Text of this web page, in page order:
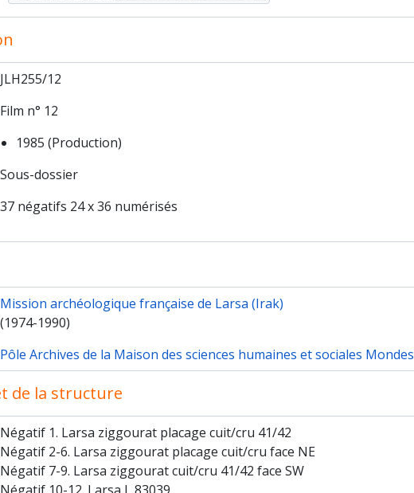
JLH255/12
Film n° 12
1985 (Production)
Sous-dossier
37 négatifs 24 x 36 numérisés
Mission archéologique française de Larsa (Irak)
(1974-1990)
Pôle Archives de la Maison des sciences humaines et sociales Mondes
de la structure
Négatif 1. Larsa ziggourat placage cuit/cru 41/42
Négatif 2-6. Larsa ziggourat placage cuit/cru face NE
Négatif 7-9. Larsa ziggourat cuit/cru 41/42 face SW